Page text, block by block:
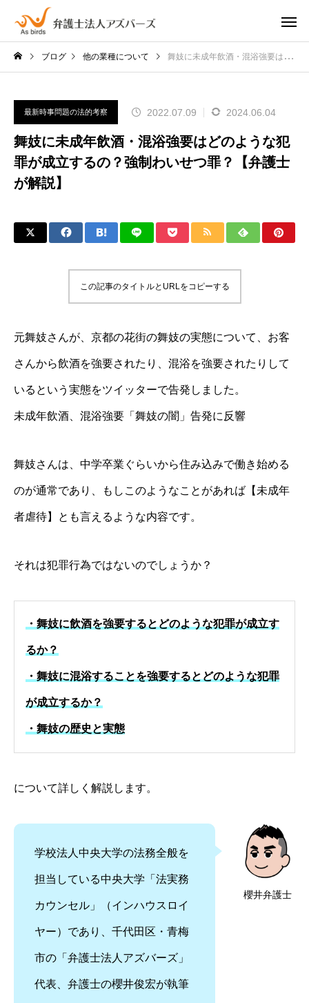
ブログ 他の業種について 舞妓に未成年飲酒・混浴強要はどのような犯罪が成立するの？強制わいせつ罪？【弁護士が解説】
最新時事問題の法的考察 2022.07.09 2024.06.04
舞妓に未成年飲酒・混浴強要はどのような犯
罪が成立するの？強制わいせつ罪？【弁護士
が解説】
この記事のタイトルとURLをコピーする
元舞妓さんが、京都の花街の舞妓の実態について、お客
さんから飲酒を強要されたり、混浴を強要されたりして
いるという実態をツイッターで告発しました。
未成年飲酒、混浴強要「舞妓の闇」告発に反響
舞妓さんは、中学卒業ぐらいから住み込みで働き始める
のが通常であり、もしこのようなことがあれば【未成年
者虐待】とも言えるような内容です。
それは犯罪行為ではないのでしょうか？
・舞妓に飲酒を強要するとどのような犯罪が成立す
るか？
・舞妓に混浴することを強要するとどのような犯罪
が成立するか？
・舞妓の歴史と実態
について詳しく解説します。
櫻井弁護士
学校法人中央大学の法務全般を
担当している中央大学「法実務
カウンセル」（インハウスロイ
ヤー）であり、千代田区・青梅
市の「弁護士法人アズバーズ」
代表、弁護士の櫻井俊宏が執筆